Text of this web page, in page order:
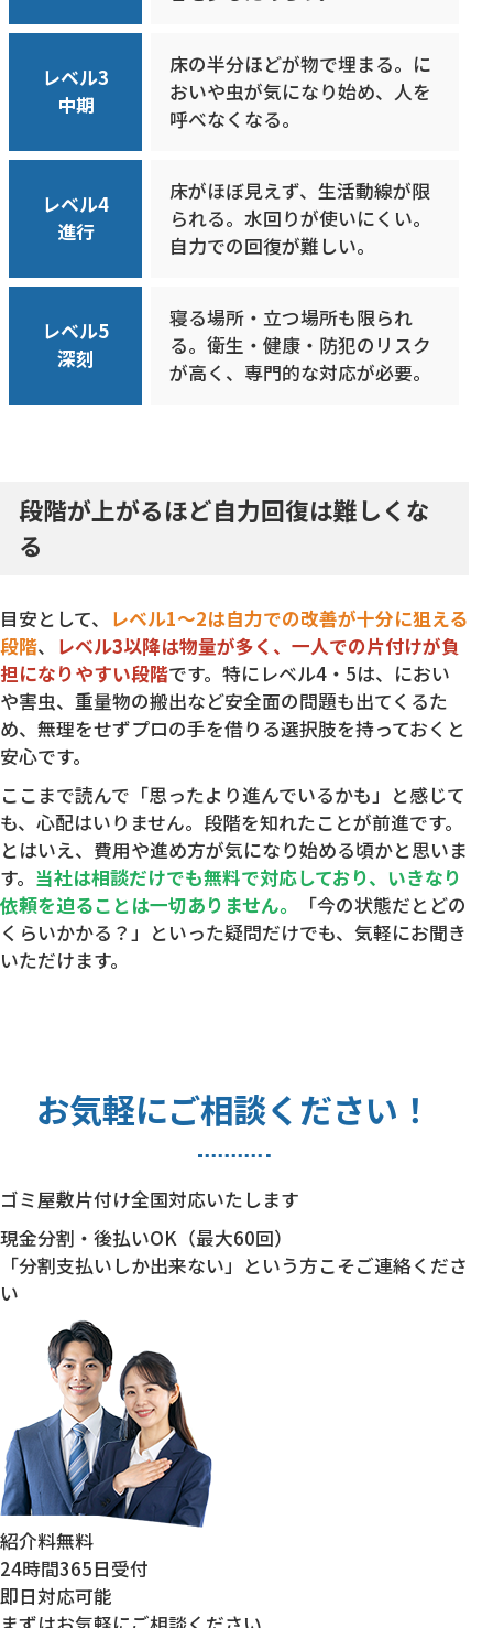
レベル3
中期
床の半分ほどが物で埋まる。に
おいや虫が気になり始め、人を
呼べなくなる。
レベル4
進行
床がほぼ見えず、生活動線が限
られる。水回りが使いにくい。
自力での回復が難しい。
レベル5
深刻
寝る場所・立つ場所も限られ
る。衛生・健康・防犯のリスク
が高く、専門的な対応が必要。
段階が上がるほど自力回復は難しくな
る
目安として、
レベル1〜2は自力での改善が十分に狙える
段階、
レベル3以降は物量が多く、一人での片付けが負
担になりやすい段階です。特にレベル4・5は、におい
や害虫、重量物の搬出など安全面の問題も出てくるた
め、無理をせずプロの手を借りる選択肢を持っておくと
安心です。
ここまで読んで「思ったより進んでいるかも」と感じて
も、心配はいりません。段階を知れたことが前進です。
とはいえ、費用や進め方が気になり始める頃かと思いま
す。 当社は相談だけでも無料で対応しており、いきなり
依頼を迫ることは一切ありません。
「今の状態だとどの
くらいかかる？」といった疑問だけでも、気軽にお聞き
いただけます。
お気軽にご相談ください！
ゴミ屋敷片付け全国対応いたします
現金分割・後払いOK（最大60回）
「分割支払いしか出来ない」という方こそご連絡くださ
い
紹介料無料
24時間365日受付
即日対応可能